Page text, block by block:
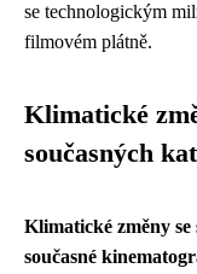
se technologickým
filmovém plátně.
Klimatické
současných
Klimatické změny
současné